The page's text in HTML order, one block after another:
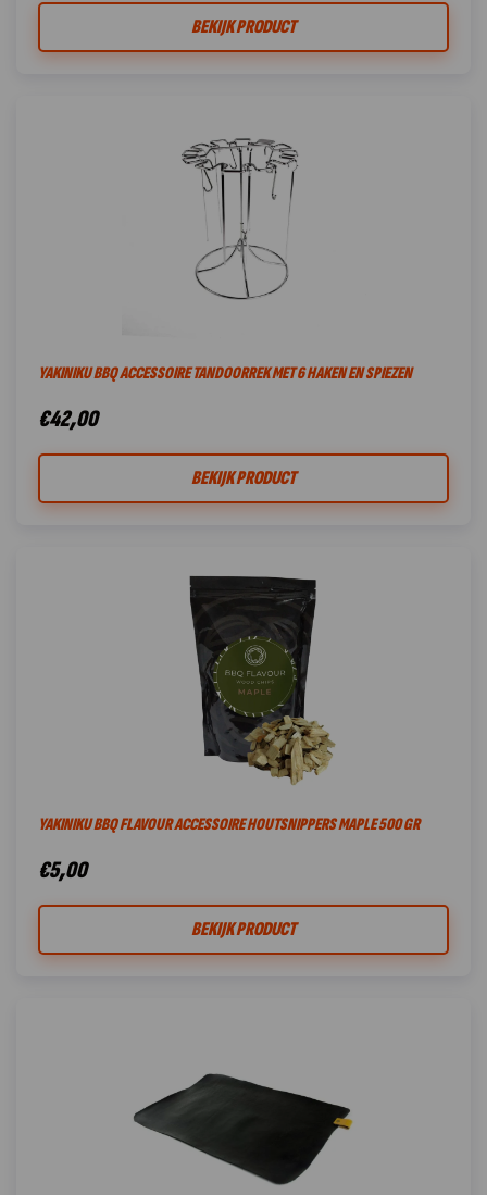
BEKIJK PRODUCT
YAKINIKU BBQ ACCESSOIRE TANDOORREK MET 6 HAKEN EN SPIEZEN
€42,00
BEKIJK PRODUCT
YAKINIKU BBQ FLAVOUR ACCESSOIRE HOUTSNIPPERS MAPLE 500 GR
€5,00
BEKIJK PRODUCT